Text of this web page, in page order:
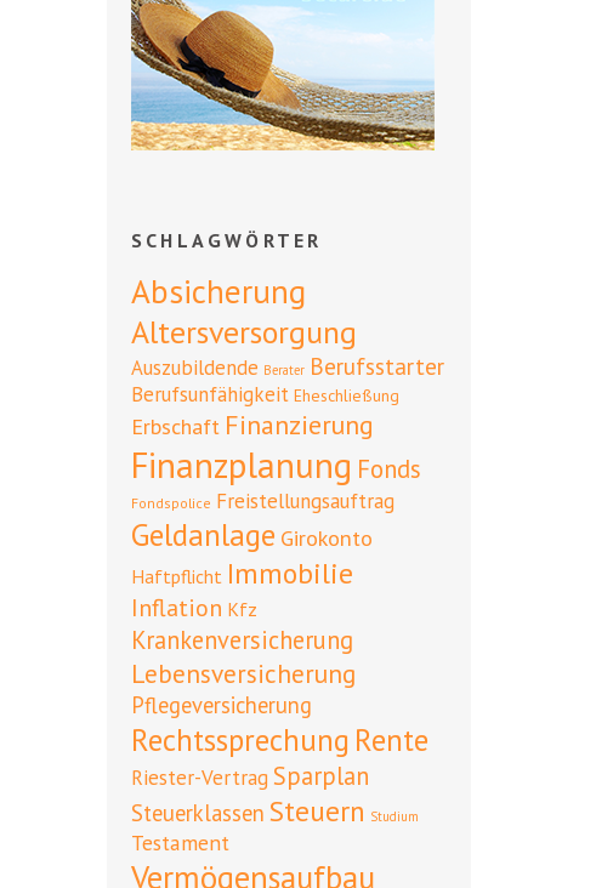
SCHLAGWÖRTER
Absicherung
Altersversorgung
Auszubildende Berater Berufsstarter
Berufsunfähigkeit Eheschließung
Erbschaft Finanzierung
Finanzplanung Fonds
Fondspolice Freistellungsauftrag
Geldanlage Girokonto
Haftpflicht Immobilie
Inflation Kfz
Krankenversicherung
Lebensversicherung
Pflegeversicherung
Rechtssprechung Rente
Riester-Vertrag Sparplan
Steuerklassen Steuern Studium
Testament
Vermögensaufbau